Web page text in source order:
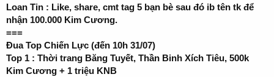
Loan Tin : Like, share, cmt tag 5 bạn bè sau đó ib tên tk để
nhận 100.000 Kim Cương.
===
Đua Top Chiến Lực (đến 10h 31/07)
Top 1 : Thời trang Băng Tuyết, Thần Binh Xích Tiêu, 500k
Kim Cương + 1 triệu KNB